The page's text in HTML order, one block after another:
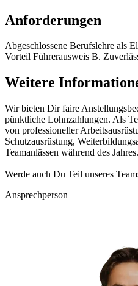
Anforderungen
Abgeschlossene Berufslehre als
Vorteil Führerausweis B.
Weitere
Wir bieten Dir faire
pünktliche Lohnzahlungen. Als
von professioneller
Schutzausrüstung,
Teamanlässen während des Jahres.
Werde auch Du Teil unseres
Ansprechperson